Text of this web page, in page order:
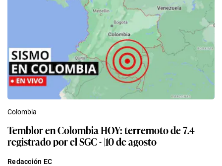
Colombia
Temblor en Colombia HOY: terremoto de 7.4
registrado por el SGC - |10 de agosto
Redacción EC